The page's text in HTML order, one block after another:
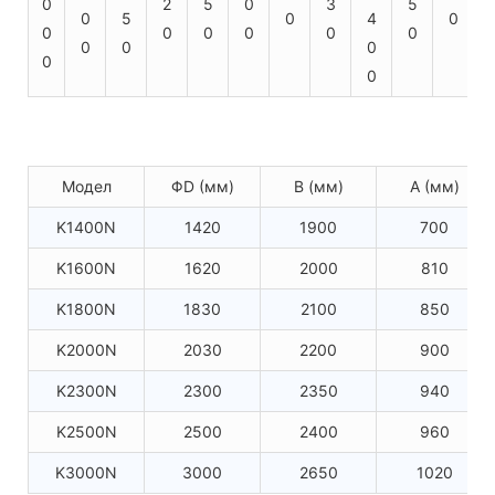
0
0
0
0
5
0
0
0
0
0
0
4
0
0
0
0
Модел ΦD (мм) В (мм) A (мм)
K1400N 1420 1900 700
K1600N 1620 2000 810
K1800N 1830 2100 850
K2000N 2030 2200 900
K2300N 2300 2350 940
K2500N 2500 2400 960
K3000N 3000 2650 1020